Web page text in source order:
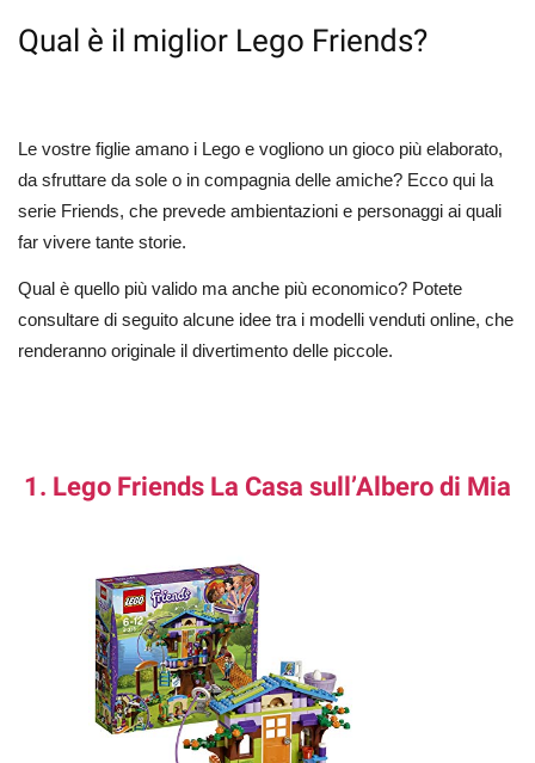
Qual è il miglior Lego Friends?
Le vostre figlie amano i Lego e vogliono un gioco più elaborato,
da sfruttare da sole o in compagnia delle amiche? Ecco qui la
serie Friends, che prevede ambientazioni e personaggi ai quali
far vivere tante storie.
Qual è quello più valido ma anche più economico? Potete
consultare di seguito alcune idee tra i modelli venduti online, che
renderanno originale il divertimento delle piccole.
1. Lego Friends La Casa sull’Albero di Mia